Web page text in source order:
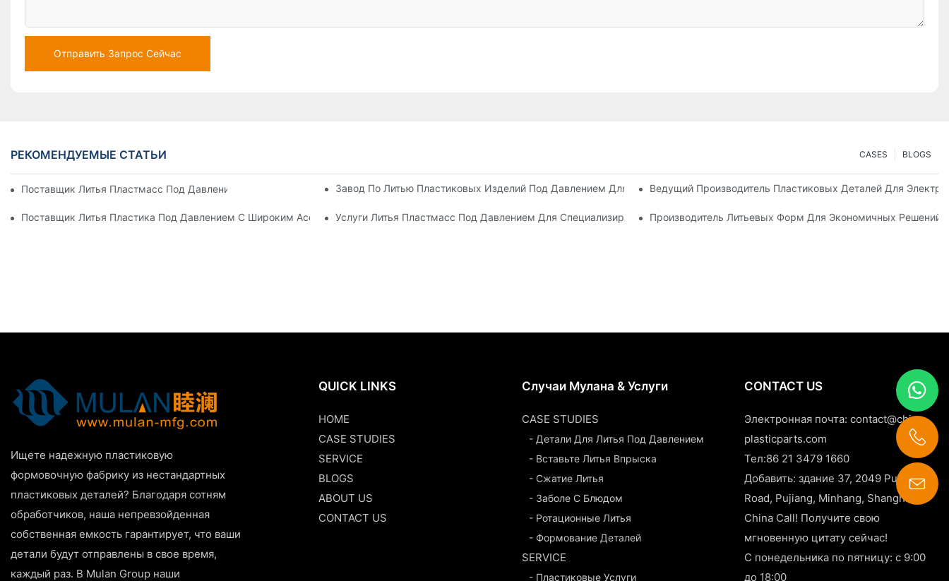
Отправить Запрос Сейчас
РЕКОМЕНДУЕМЫЕ СТАТЬИ BLOGS
CASES
Поставщик Литья Пластмасс Под Давлением С Обширным Опытом Работы В ОтраслиЗавод По Литью Пластиковых Изделий Под Давлением Для Производства Продукции Премиум-Класса
Ведущий Производитель Пластиковых Деталей Для
Поставщик Литья Пластика Под Давлением С Широким Ассортиментом ПродукцииУслуги Литья Пластмасс Под Давлением Для Специализированных Отраслей Промышленности
Производитель Литьевых Форм Для Экономичных Решений
Ищете надежную пластиковую
формовочную фабрику из нестандартных
пластиковых деталей? Благодаря сотням
обработчиков, наша непревзойденная
собственная емкость гарантирует, что ваши
детали будут отправлены в свое время,
каждый раз. В Mulan Group наши
QUICK LINKS
HOME
CASE STUDIES
SERVICE
BLOGS
ABOUT US
CONTACT US
Случаи Мулана & Услуги
CASE STUDIES
- Детали Для Литья Под Давлением
- Вставьте Литья Впрыска
- Сжатие Литья
- Заболе С Блюдом
- Ротационные Литья
- Формование Деталей
SERVICE
- Пластиковые Услуги
CONTACT US
Электронная почта:contact@china-
plasticparts.com
Тел:86 21 3479 1660
Добавить: здание 37, 2049 Pujin
Road, Pujiang, Minhang, Shanghai,
China Call! Получите свою
мгновенную цитату сейчас!
С понедельника по пятницу: с 9:00
до 18:00